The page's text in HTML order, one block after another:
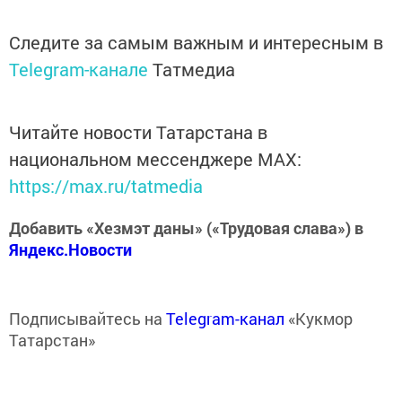
Следите за самым важным и интересным в
Telegram-канале Татмедиа
Читайте новости Татарстана в
национальном мессенджере MАХ:
https://max.ru/tatmedia
Добавить «Хезмэт даны» («Трудовая слава») в
Яндекс.Новости
Подписывайтесь на Telegram-канал «Кукмор
Татарстан»